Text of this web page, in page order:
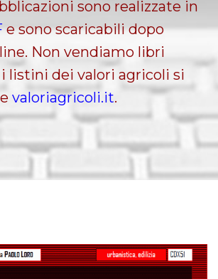
sono realizzate in
e sono scaricabili dopo
Non vendiamo libri
listini dei valori agricoli si
valoriagricoli.it.